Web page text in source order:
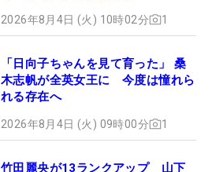
2026年8月4日 (火) 10時02分 1
「日向子ちゃんを見て育った」 桑
木志帆が全英女王に 今度は憧れら
れる存在へ
2026年8月4日 (火) 09時00分 1
竹田麗央が13ランクアップ 山下